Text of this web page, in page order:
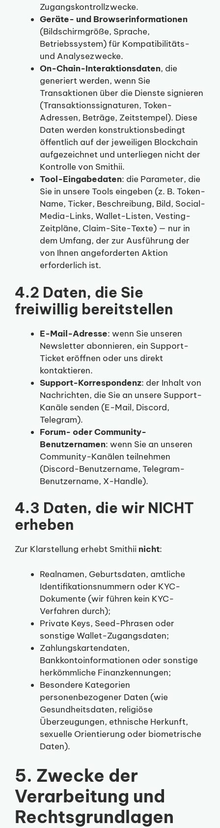
Zugangskontrollzwecke.
Geräte- und Browserinformationen
(Bildschirmgröße, Sprache,
Betriebssystem) für Kompatibilitäts-
und Analysezwecke.
On-Chain-Interaktionsdaten, die
generiert werden, wenn Sie
Transaktionen über die Dienste signieren
(Transaktionssignaturen, Token-
Adressen, Beträge, Zeitstempel). Diese
Daten werden konstruktionsbedingt
öffentlich auf der jeweiligen Blockchain
aufgezeichnet und unterliegen nicht der
Kontrolle von Smithii.
Tool-Eingabedaten: die Parameter, die
Sie in unsere Tools eingeben (z. B. Token-
Name, Ticker, Beschreibung, Bild, Social-
Media-Links, Wallet-Listen, Vesting-
Zeitpläne, Claim-Site-Texte) — nur in
dem Umfang, der zur Ausführung der
von Ihnen angeforderten Aktion
erforderlich ist.
4.2 Daten, die Sie
freiwillig bereitstellen
E-Mail-Adresse: wenn Sie unseren
Newsletter abonnieren, ein Support-
Ticket eröffnen oder uns direkt
kontaktieren.
Support-Korrespondenz: der Inhalt von
Nachrichten, die Sie an unsere Support-
Kanäle senden (E-Mail, Discord,
Telegram).
Forum- oder Community-
Benutzernamen: wenn Sie an unseren
Community-Kanälen teilnehmen
(Discord-Benutzername, Telegram-
Benutzername, X-Handle).
4.3 Daten, die wir NICHT
erheben
Zur Klarstellung erhebt Smithii nicht:
Realnamen, Geburtsdaten, amtliche
Identifikationsnummern oder KYC-
Dokumente (wir führen kein KYC-
Verfahren durch);
Private Keys, Seed-Phrasen oder
sonstige Wallet-Zugangsdaten;
Zahlungskartendaten,
Bankkontoinformationen oder sonstige
herkömmliche Finanzkennungen;
Besondere Kategorien
personenbezogener Daten (wie
Gesundheitsdaten, religiöse
Überzeugungen, ethnische Herkunft,
sexuelle Orientierung oder biometrische
Daten).
5. Zwecke der
Verarbeitung und
Rechtsgrundlagen